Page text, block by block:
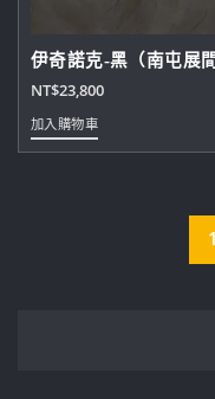
伊奇諾克-黑（南屯展間
NT$23,800
加入購物車
1